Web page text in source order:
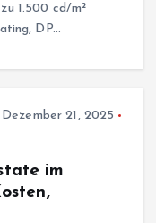
1.500 cd/m²
DP…
Dezember 21, 2025
im